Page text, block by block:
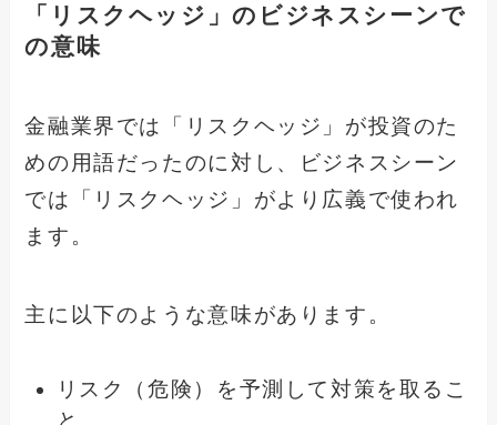
「リスクヘッジ」のビジネスシーンで
の意味
金融業界では「リスクヘッジ」が投資のた
めの用語だったのに対し、ビジネスシーン
では「リスクヘッジ」がより広義で使われ
ます。
主に以下のような意味があります。
リスク（危険）を予測して対策を取るこ
と